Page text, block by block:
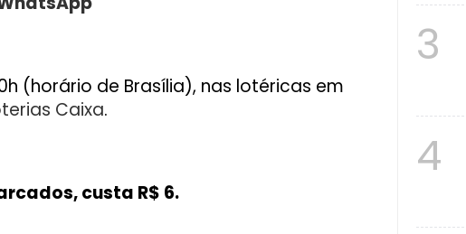
(horário de Brasília), nas lotéricas em
Caixa.
custa R$ 6.
3
4